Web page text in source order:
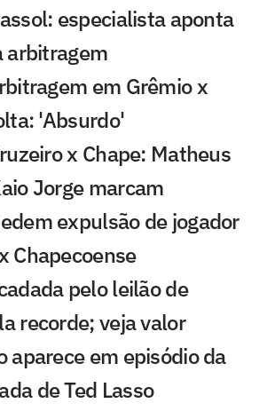
especialista aponta
arbitragem
em Grêmio x
'Absurdo'
x Chape: Matheus
Jorge marcam
expulsão de jogador
Chapecoense
pelo leilão de
recorde; veja valor
aparece em episódio da
de Ted Lasso